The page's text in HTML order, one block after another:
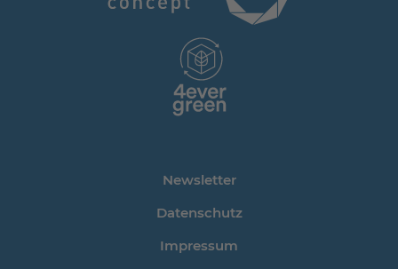
Newsletter
Datenschutz
Impressum